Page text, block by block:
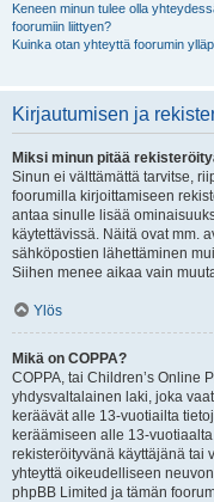
Keneen minun tulee olla
foorumiin liittyen?
Kuinka otan yhteyttä foorumin
Kirjautumisen ja
Miksi minun pitää
Sinun ei välttämättä tarvitse,
foorumilla kirjoittamiseen
antaa sinulle lisää
käytettävissä. Näitä ovat mm.
sähköpostien lähettäminen
Siihen menee aikaa vain
Ylös
Mikä on COPPA?
COPPA, tai Children’s Online
yhdysvaltalainen laki, joka
keräävät alle 13-vuotiailta
keräämiseen alle 13-
rekisteröityvänä käyttäjänä tai
yhteyttä oikeudelliseen
phpBB Limited ja tämän